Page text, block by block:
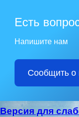
Есть
Напишите нам
Сообщить о
Версия для